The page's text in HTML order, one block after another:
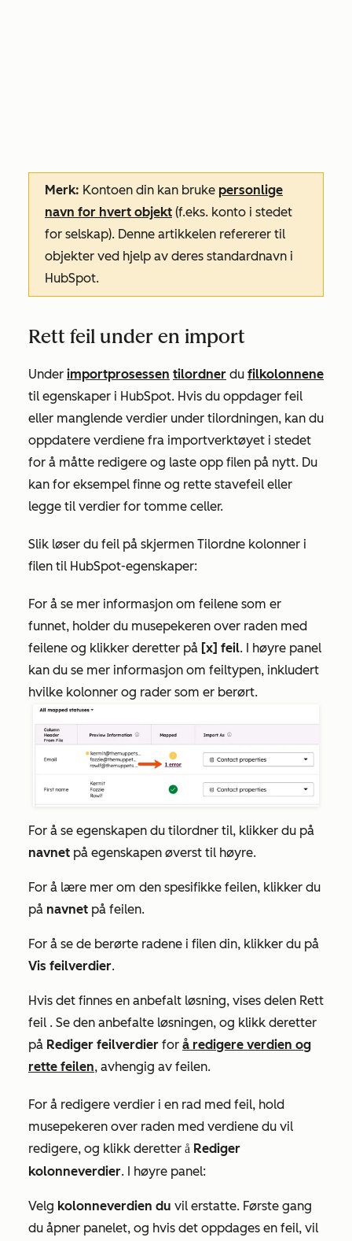
Merk: Kontoen din kan bruke personlige
navn for hvert objekt (f.eks. konto i stedet
for selskap). Denne artikkelen refererer til
objekter ved hjelp av deres standardnavn i
HubSpot.
Rett feil under en import
Under importprosessen tilordner du filkolonnene
til egenskaper i HubSpot. Hvis du oppdager feil
eller manglende verdier under tilordningen, kan du
oppdatere verdiene fra importverktøyet i stedet
for å måtte redigere og laste opp filen på nytt. Du
kan for eksempel finne og rette stavefeil eller
legge til verdier for tomme celler.
Slik løser du feil på skjermen Tilordne kolonner i
filen til HubSpot-egenskaper:
For å se mer informasjon om feilene som er
funnet, holder du musepekeren over raden med
feilene og klikker deretter på [x] feil. I høyre panel
kan du se mer informasjon om feiltypen, inkludert
hvilke kolonner og rader som er berørt.
For å se egenskapen du tilordner til, klikker du på
navnet på egenskapen øverst til høyre.
For å lære mer om den spesifikke feilen, klikker du
på navnet på feilen.
For å se de berørte radene i filen din, klikker du på
Vis feilverdier.
Hvis det finnes en anbefalt løsning, vises delen Rett
feil . Se den anbefalte løsningen, og klikk deretter
på Rediger feilverdier for å redigere verdien og
rette feilen, avhengig av feilen.
For å redigere verdier i en rad med feil, hold
musepekeren over raden med verdiene du vil
redigere, og klikk deretter på Rediger
kolonneverdier. I høyre panel:
Velg kolonneverdien du vil erstatte. Første gang
du åpner panelet, og hvis det oppdages en feil, vil